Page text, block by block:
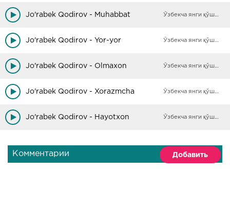
Jo'rabek Qodirov - Muhabbat Ўзбекча янги қўшиқлар
Jo'rabek Qodirov - Yor-yor Ўзбекча янги қўшиқлар
Jo'rabek Qodirov - Olmaxon Ўзбекча янги қўшиқлар
Jo'rabek Qodirov - Xorazmcha Ўзбекча янги қўшиқлар
Jo'rabek Qodirov - Hayotxon Ўзбекча янги қўшиқлар
Комментарии Добавить